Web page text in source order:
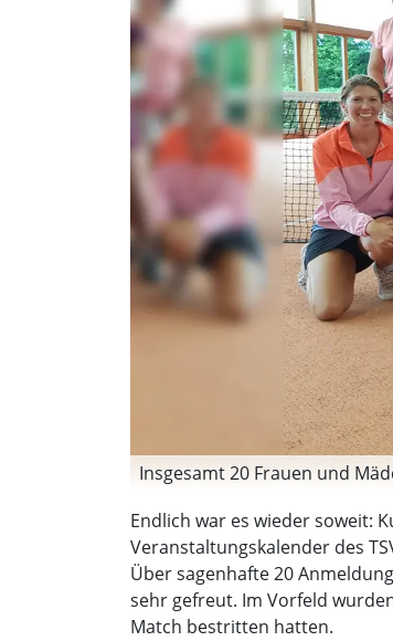
Insgesamt 20 Frauen und
Endlich war es wieder soweit:
Veranstaltungskalender des
Über sagenhafte 20
sehr gefreut. Im Vorfeld
Match bestritten hatten.